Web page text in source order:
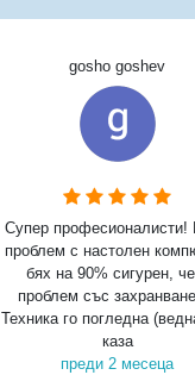
gosho goshev
Супер професионалисти!
проблем с настолен
бях на 90% сигурен,
проблем със
Техника го погледна
каза
преди 2 месеца